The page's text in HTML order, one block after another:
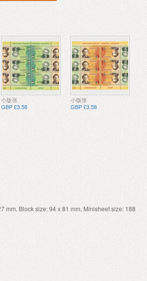
小版张
GBP £3.58
小版张
GBP £3.58
mm, Block size: 94 x 81 mm, Minisheet size: 188